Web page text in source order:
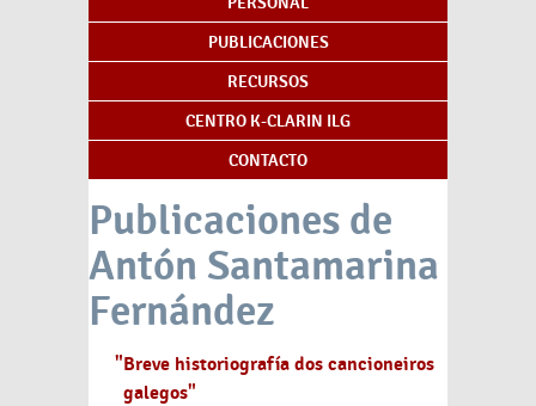
PUBLICACIONES
RECURSOS
CENTRO K-CLARIN ILG
CONTACTO
Publicaciones de
Antón Santamarina
Fernández
"Breve historiografía dos cancioneiros
galegos"